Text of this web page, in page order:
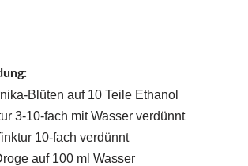
Blüten auf 10 Teile Ethanol
3-10-fach mit Wasser verdünnt
10-fach verdünnt
auf 100 ml Wasser